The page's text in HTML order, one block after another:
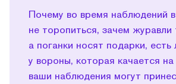
Почему во время наблюдений
не торопиться, зачем журавли
а поганки носят подарки, есть
у вороны, которая качается на
ваши наблюдения могут